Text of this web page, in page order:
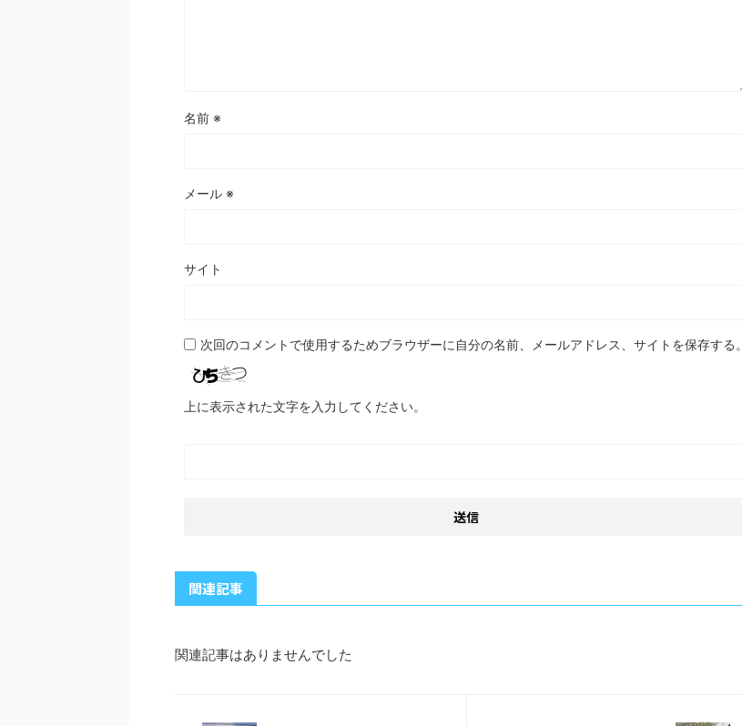
名前 ※
メール ※
サイト
次回のコメントで使用するためブラウザーに自分の名前、メールアドレス、サイトを保存する。
上に表示された文字を入力してください。
関連記事
関連記事はありませんでした